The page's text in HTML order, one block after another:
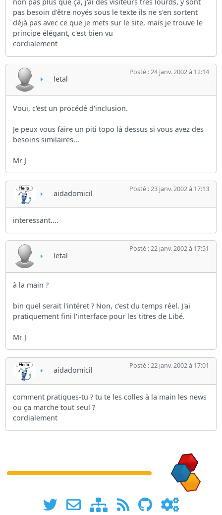
pas besoin d'être noyés sous le texte ils ne s'en sortent
déjà pas avec ce que je mets sur le site, mais je trouve le
principe élégant, c'est bien vu
cordialement
letal
Posté : 24 janv. 2002 à 12:14
Voui, c'est un procédé d'inclusion.
Je peux vous faire un piti topo là dessus si vous avez des
besoins similaires...
Mr J
aidadomicil Posté : 23 janv. 2002 à 17:13
interessant....
letal
Posté : 22 janv. 2002 à 17:51
à la main ?
bin quel serait l'intéret ? Non, c'est du temps réel. J'ai
pratiquement fini l'interface pour les titres de Libé.
Mr J
aidadomicil Posté : 22 janv. 2002 à 17:01
comment pratiques-tu ? tu te les colles à la main les news
ou ça marche tout seul ?
cordialement